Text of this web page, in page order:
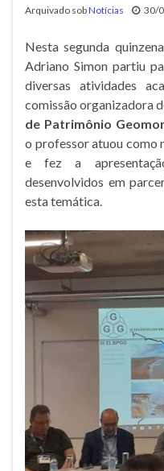
Arquivado sobNotícias 30/
Nesta segunda
Adriano Simon partiu
diversas atividades
comissão organizadora
de Patrimônio
o professor atuou como
e fez a
desenvolvidos em
esta temática.